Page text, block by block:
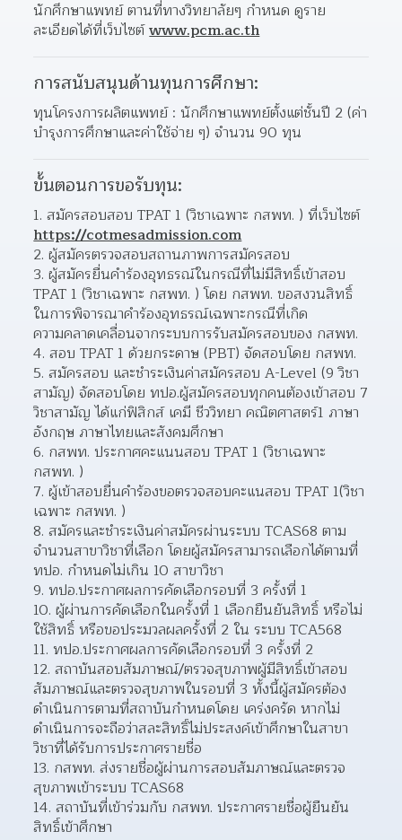
นักศึกษาแพทย์ ตานที่ทางวิทยาลัยๆ กำหนด ดูราย
ละเอียดได้ที่เว็บไซต์ www.pcm.ac.th
การสนับสนุนด้านทุนการศึกษา:
ทุนโครงการผลิตแพทย์ : นักศึกษาแพทย์ตั้งแต่ชั้นปี 2 (ค่า
บำรุงการศึกษาและค่าใช้จ่าย ๆ) จำนวน 90 ทุน
ขั้นตอนการขอรับทุน:
สมัครสอบสอบ TPAT 1 (วิชาเฉพาะ กสพท. ) ที่เว็บไซต์
https://cotmesadmission.com
ผู้สมัครตรวจสอบสถานภาพการสมัครสอบ
ผู้สมัครยื่นคำร้องอุทธรณ์ในกรณีที่ไม่มีสิทธิ์เข้าสอบ
TPAT 1 (วิชาเฉพาะ กสพท. ) โดย กสพท. ขอสงวนสิทธิ์
ในการพิจารณาคำร้องอุทธรณ์เฉพาะกรณีที่เกิด
ความคลาดเคลื่อนจากระบบการรับสมัครสอบของ กสพท.
สอบ TPAT 1 ด้วยกระดาษ (PBT) จัดสอบโดย กสพท.
สมัครสอบ และชำระเงินค่าสมัครสอบ A-Level (9 วิชา
สามัญ) จัดสอบโดย ทปอ.ผู้สมัครสอบทุกคนต้องเข้าสอบ 7
วิชาสามัญ ได้แก่ฟิสิกส์ เคมี ชีววิทยา คณิตศาสตร์1 ภาษา
อังกฤษ ภาษาไทยและสังคมศึกษา
กสพท. ประกาศคะแนนสอบ TPAT 1 (วิชาเฉพาะ
กสพท. )
ผู้เข้าสอบยื่นคำร้องขอตรวจสอบคะแนสอบ TPAT 1(วิชา
เฉพาะ กสพท. )
สมัครและชำระเงินค่าสมัครผ่านระบบ TCAS68 ตาม
จำนวนสาขาวิชาที่เลือก โดยผู้สมัครสามารถเลือกได้ตามที่
ทปอ. กำหนดไม่เกิน 10 สาขาวิชา
ทปอ.ประกาศผลการคัดเลือกรอบที่ 3 ครั้งที่ 1
ผู้ผ่านการคัดเลือกในครั้งที่ 1 เลือกยืนยันสิทธิ์ หรือไม่
ใช้สิทธิ์ หรือขอประมวลผลครั้งที่ 2 ใน ระบบ TCA568
ทปอ.ประกาศผลการคัดเลือกรอบที่ 3 ครั้งที่ 2
สถาบันสอบสัมภาษณ์/ตรวจสุขภาพผู้มีสิทธิ์เข้าสอบ
สัมภาษณ์และตรวจสุขภาพในรอบที่ 3 ทั้งนี้ผู้สมัครต้อง
ดำเนินการตามที่สถาบันกำหนดโดย เคร่งครัด หากไม่
ดำเนินการจะถือว่าสละสิทธิ์ไม่ประสงค์เข้าศึกษาในสาขา
วิชาที่ได้รับการประกาศรายชื่อ
กสพท. ส่งรายชื่อผู้ผ่านการสอบสัมภาษณ์และตรวจ
สุขภาพเข้าระบบ TCAS68
สถาบันที่เข้าร่วมกับ กสพท. ประกาศรายชื่อผู้ยืนยัน
สิทธิ์เข้าศึกษา